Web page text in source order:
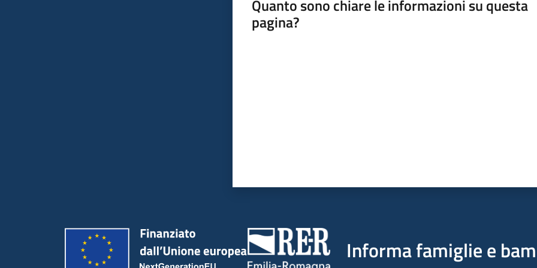
Quanto sono chiare le informazioni su questa
pagina?
Informa famiglie e